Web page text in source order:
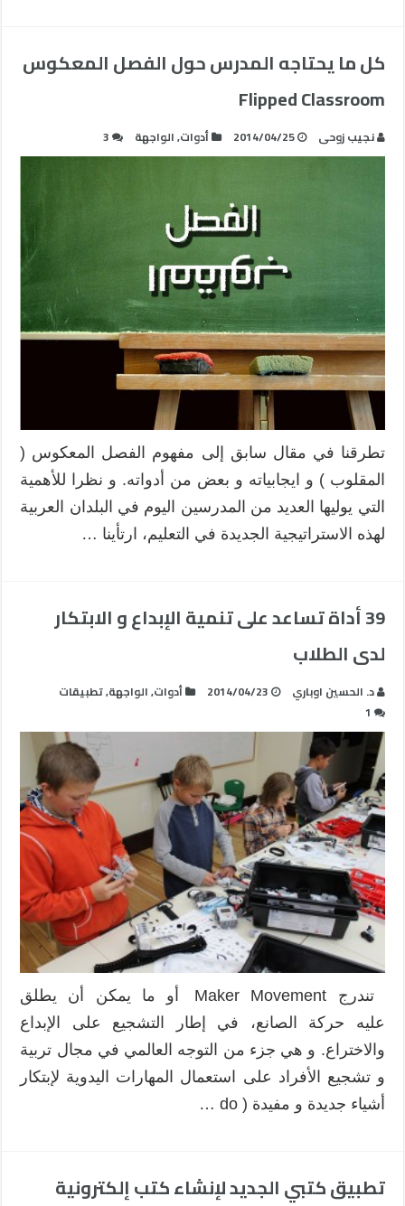
كل ما يحتاجه المدرس حول الفصل المعكوس
Flipped Classroom
نجيب زوحى 2014/04/25 أدوات,الواجهة 3
تطرقنا في مقال سابق إلى مفهوم الفصل المعكوس (
المقلوب ) و ايجابياته و بعض من أدواته. و نظرا للأهمية
التي يوليها العديد من المدرسين اليوم في البلدان العربية
لهذه الاستراتيجية الجديدة في التعليم، ارتأينا …
39 أداة تساعد على تنمية الإبداع و الابتكار
لدى الطلاب
د. الحسين اوباري 2014/04/23 أدوات,الواجهة,تطبيقات
1
تندرج Maker Movement أو ما يمكن أن يطلق
عليه حركة الصانع، في إطار التشجيع على الإبداع
والاختراع. و هي جزء من التوجه العالمي في مجال تربية
و تشجيع الأفراد على استعمال المهارات اليدوية لإبتكار
أشياء جديدة و مفيدة ( do …
تطبيق كتبي الجديد لإنشاء كتب إلكترونية